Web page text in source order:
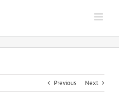
Previous Next